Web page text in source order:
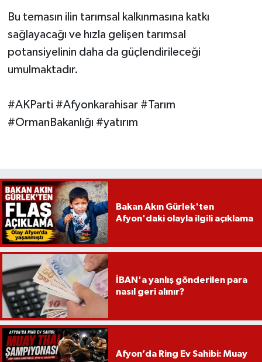
Bu temasın ilin tarımsal kalkınmasına katkı
sağlayacağı ve hızla gelişen tarımsal
potansiyelinin daha da güçlendirileceği
umulmaktadır.
#AKParti #Afyonkarahisar #Tarım
#OrmanBakanlığı #yatırım
Bakan Akın Gürlek'ten
Afyon'daki olayla ilgili açıklama
İBAN'a yanlış gönderilen para
nasıl geri alınır?
Afyon’da Ring Ev Sahibi: Muay